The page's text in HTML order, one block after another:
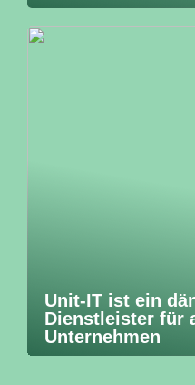
Unit-IT ist ein
Dienstleister für
Unternehmen